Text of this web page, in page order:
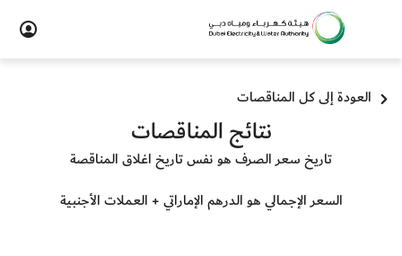
العودة إلى كل المناقصات
نتائج المناقصات
تاريخ سعر الصرف هو نفس تاريخ اغلاق المناقصة
السعر الإجمالي هو الدرهم الإماراتي + العملات الأجنبية